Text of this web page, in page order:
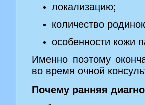
локализацию;
количество
особенности кожи
Именно поэтому
во время очной
Почему ранняя